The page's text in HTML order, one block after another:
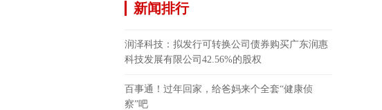
新闻排行
润泽科技：拟发行可转换公司债券购买广东润惠
科技发展有限公司42.56%的股权
百事通！过年回家，给爸妈来个全套“健康侦
察”吧